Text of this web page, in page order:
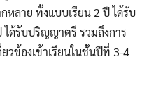
หลาย ทั้งแบบเรียน 2 ปี ได้รับ
ด้รับปริญญาตรี รวมถึงการ
วข้องเข้าเรียนในชั้นปีที่ 3-4